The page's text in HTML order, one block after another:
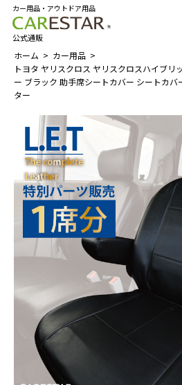
カー用品・アウトドア用品
公式通販
ホーム
カー用品
トヨタ ヤリスクロス ヤリスクロスハイブリ
ー ブラック 助手席シートカバー シートカ
ター